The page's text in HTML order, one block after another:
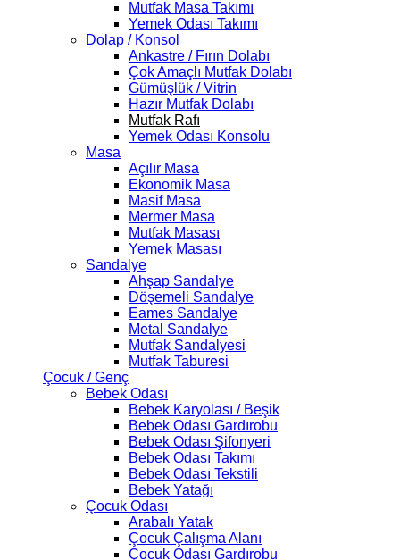
Mutfak Masa Takımı
Yemek Odası Takımı
Dolap / Konsol
Ankastre / Fırın Dolabı
Çok Amaçlı Mutfak Dolabı
Gümüşlük / Vitrin
Hazır Mutfak Dolabı
Mutfak Rafı
Yemek Odası Konsolu
Masa
Açılır Masa
Ekonomik Masa
Masif Masa
Mermer Masa
Mutfak Masası
Yemek Masası
Sandalye
Ahşap Sandalye
Döşemeli Sandalye
Eames Sandalye
Metal Sandalye
Mutfak Sandalyesi
Mutfak Taburesi
Çocuk / Genç
Bebek Odası
Bebek Karyolası / Beşik
Bebek Odası Gardırobu
Bebek Odası Şifonyeri
Bebek Odası Takımı
Bebek Odası Tekstili
Bebek Yatağı
Çocuk Odası
Arabalı Yatak
Çocuk Çalışma Alanı
Çocuk Odası Gardırobu